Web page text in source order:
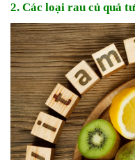
2. Các loại rau củ quả